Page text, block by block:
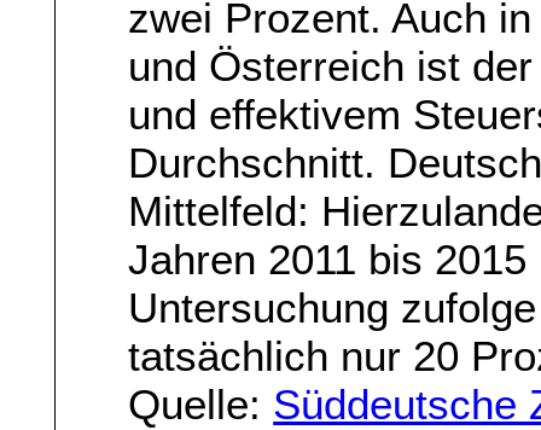
zwei Prozent. Auch
und Österreich ist
und effektivem
Durchschnitt.
Mittelfeld:
Jahren 2011 bis
Untersuchung
tatsächlich nur 20
Quelle: Süddeutsche